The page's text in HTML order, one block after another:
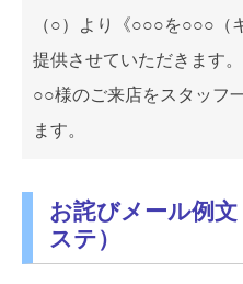
（○）より《○○○を○○○（
提供させていただきます。
○○様のご来店をスタッフ
ます。
お詫びメール例
ステ）